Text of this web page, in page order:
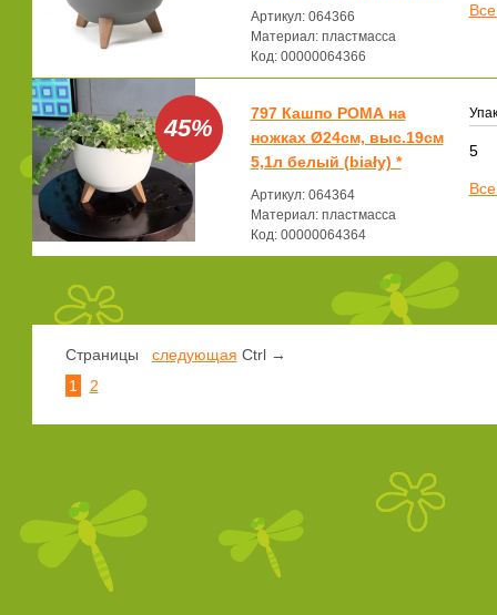
Артикул: 064366
Материал: пластмасса
Код: 00000064366
45%
797 Кашпо РОМА на
ножках Ø24см, выс.19см
5,1л белый (biały) *
Артикул: 064364
Материал: пластмасса
Код: 00000064364
5
Страницы следующая Ctrl →
1
2